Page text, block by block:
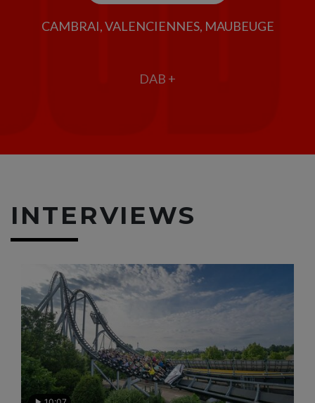
CAMBRAI, VALENCIENNES, MAUBEUGE
DAB +
INTERVIEWS